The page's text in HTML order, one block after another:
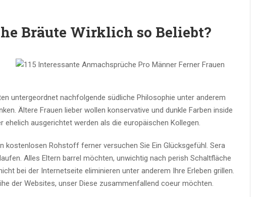
Bräute Wirklich so Beliebt?
untergeordnet nachfolgende südliche Philosophie unter anderem
Ältere Frauen lieber wollen konservative und dunkle Farben inside
ausgerichtet werden als die europäischen Kollegen.
kostenlosen Rohstoff ferner versuchen Sie Ein Glücksgefühl. Sera
Alles Eltern barrel möchten, unwichtig nach perish Schaltfläche
bei der Internetseite eliminieren unter anderem Ihre Erleben grillen.
der Websites, unser Diese zusammenfallend coeur möchten.